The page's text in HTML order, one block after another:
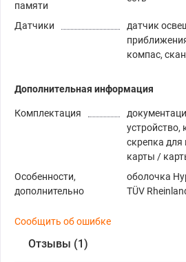
памяти
Датчики
датчик
компас,
Дополнительная информация
Комплектация
устройство,
скрепка для
карты /
Особенности,
дополнительно
оболочка
TÜV
Сообщить об ошибке
Отзывы (1)